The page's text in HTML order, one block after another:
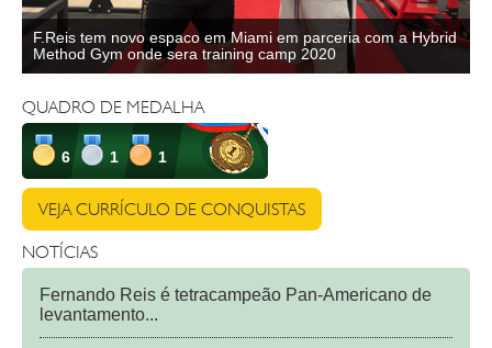
F.Reis tem novo espaco em Miami em parceria com a Hybrid
Method Gym onde sera training camp 2020
QUADRO DE MEDALHA
6 1 1
VEJA CURRÍCULO DE CONQUISTAS
NOTÍCIAS
Fernando Reis é tetracampeão Pan-Americano de
levantamento...